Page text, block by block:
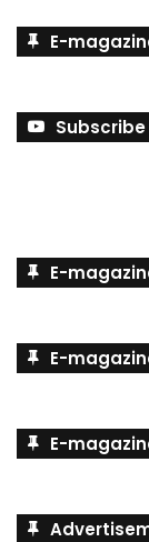
E-
E-
E-
E-